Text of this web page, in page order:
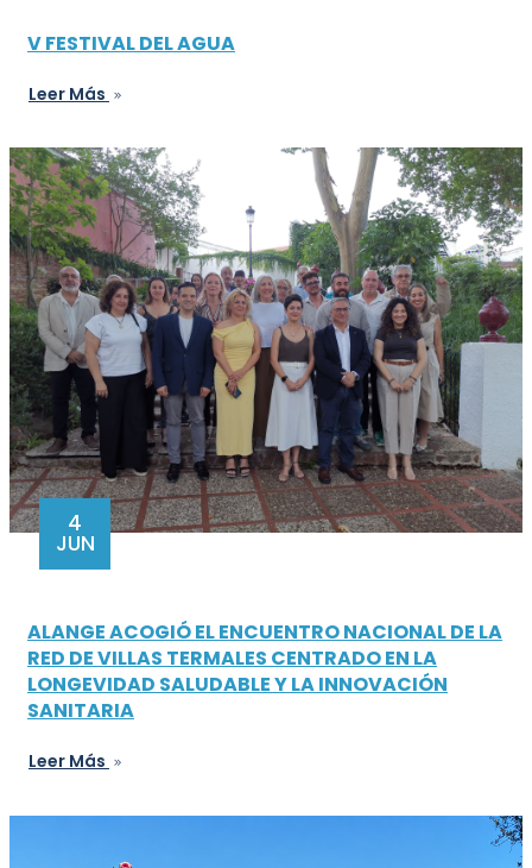
V FESTIVAL DEL AGUA
Leer Más
4
JUN
ALANGE ACOGIÓ EL ENCUENTRO NACIONAL DE LA
RED DE VILLAS TERMALES CENTRADO EN LA
LONGEVIDAD SALUDABLE Y LA INNOVACIÓN
SANITARIA
Leer Más